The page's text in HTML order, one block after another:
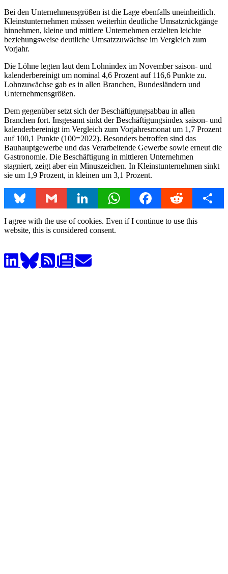
Bei den Unternehmensgrößen ist die Lage ebenfalls uneinheitlich.
Kleinstunternehmen müssen weiterhin deutliche Umsatzrückgänge
hinnehmen, kleine und mittlere Unternehmen erzielten leichte
beziehungsweise deutliche Umsatzzuwächse im Vergleich zum
Vorjahr.
Die Löhne legten laut dem Lohnindex im November saison- und
kalenderbereinigt um nominal 4,6 Prozent auf 116,6 Punkte zu.
Lohnzuwächse gab es in allen Branchen, Bundesländern und
Unternehmensgrößen.
Dem gegenüber setzt sich der Beschäftigungsabbau in allen
Branchen fort. Insgesamt sinkt der Beschäftigungsindex saison- und
kalenderbereinigt im Vergleich zum Vorjahresmonat um 1,7 Prozent
auf 100,1 Punkte (100=2022). Besonders betroffen sind das
Bauhauptgewerbe und das Verarbeitende Gewerbe sowie erneut die
Gastronomie. Die Beschäftigung in mittleren Unternehmen
stagniert, zeigt aber ein Minuszeichen. In Kleinstunternehmen sinkt
sie um 1,9 Prozent, in kleinen um 3,1 Prozent.
Bluesky Gmail LinkedIn WhatsAppFacebookReddit Share
I agree with the use of cookies. Even if I continue to use this
website, this is considered consent.